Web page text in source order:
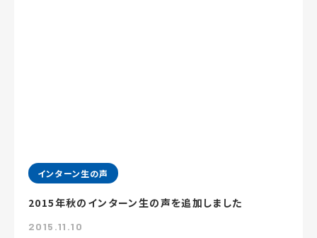
インターン生の声
2015年秋のインターン生の声を追加しました
2015.11.10